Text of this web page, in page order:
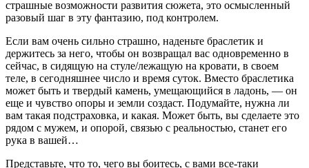
страшные возможности развития сюжета, это осмысленный
разовый шаг в эту фантазию, под контролем.
Если вам очень сильно страшно, наденьте браслетик и
держитесь за него, чтобы он возвращал вас одновременно в
сейчас, в сидящую на стуле/лежащую на кровати, в своем
теле, в сегодняшнее число и время суток. Вместо браслетика
может быть и твердый камень, умещающийся в ладонь, — он
еще и чувство опоры и земли создаст. Подумайте, нужна ли
вам такая подстраховка, и какая. Может быть, вы сделаете это
рядом с мужем, и опорой, связью с реальностью, станет его
рука в вашей…
Представьте, что то, чего вы боитесь, с вами все-таки